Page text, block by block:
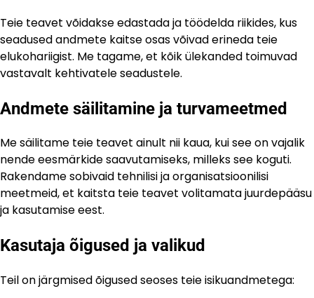
Teie teavet võidakse edastada ja töödelda riikides, kus
seadused andmete kaitse osas võivad erineda teie
elukohariigist. Me tagame, et kõik ülekanded toimuvad
vastavalt kehtivatele seadustele.
Andmete säilitamine ja turvameetmed
Me säilitame teie teavet ainult nii kaua, kui see on vajalik
nende eesmärkide saavutamiseks, milleks see koguti.
Rakendame sobivaid tehnilisi ja organisatsioonilisi
meetmeid, et kaitsta teie teavet volitamata juurdepääsu
ja kasutamise eest.
Kasutaja õigused ja valikud
Teil on järgmised õigused seoses teie isikuandmetega: